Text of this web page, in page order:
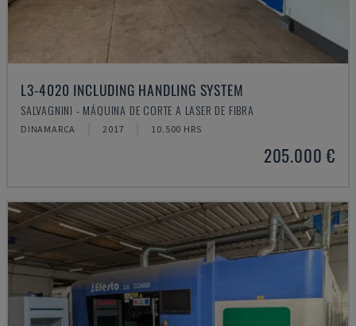
L3-4020 INCLUDING HANDLING SYSTEM
SALVAGNINI - MÁQUINA DE CORTE A LASER DE FIBRA
DINAMARCA 2017 10.500 HRS
205.000 €